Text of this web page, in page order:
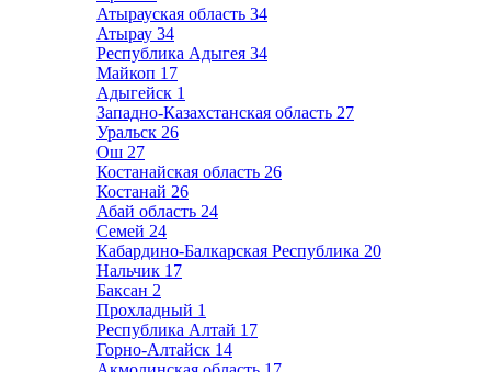
Атырауская область 34
Атырау 34
Республика Адыгея 34
Майкоп 17
Адыгейск 1
Западно-Казахстанская область 27
Уральск 26
Ош 27
Костанайская область 26
Костанай 26
Абай область 24
Семей 24
Кабардино-Балкарская Республика 20
Нальчик 17
Баксан 2
Прохладный 1
Республика Алтай 17
Горно-Алтайск 14